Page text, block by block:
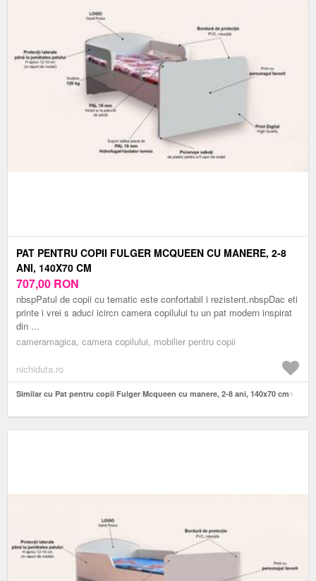
PAT PENTRU COPII FULGER MCQUEEN CU MANERE, 2-8
ANI, 140X70 CM
707,00 RON
nbspPatul de copii cu tematic este confortabil i rezistent.nbspDac eti
printe i vrei s aduci icircn camera copilului tu un pat modern inspirat
din ...
cameramagica, camera copilului, mobilier pentru copii
nichiduta.ro
Similar cu Pat pentru copii Fulger Mcqueen cu manere, 2-8 ani, 140x70 cm